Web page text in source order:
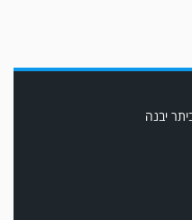
יבנה